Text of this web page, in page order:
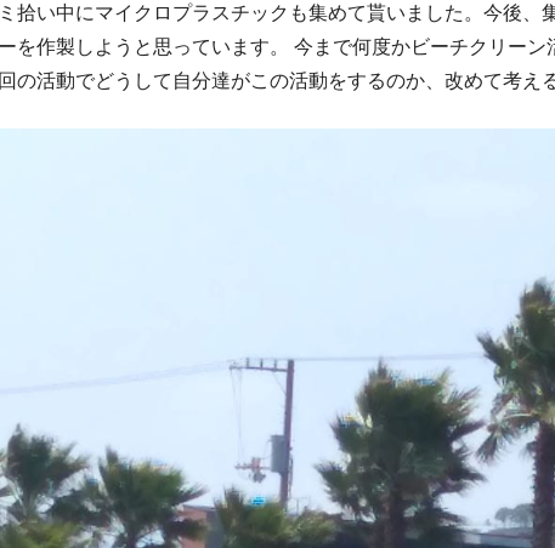
拾い中にマイクロプラスチックも集めて貰いました。今後
を作製しようと思っています。 今まで何度かビーチクリー
の活動でどうして自分達がこの活動をするのか、改めて考え